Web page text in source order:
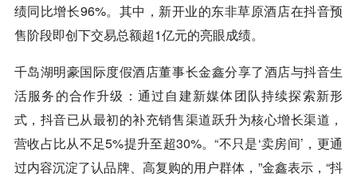
绩同比增长96%。其中，新开业的东非草原酒店在抖音预
售阶段即创下交易总额超1亿元的亮眼成绩。
千岛湖明豪国际度假酒店董事长金鑫分享了酒店与抖音生
活服务的合作升级：通过自建新媒体团队持续探索新形
式，抖音已从最初的补充销售渠道跃升为核心增长渠道，
营收占比从不足5%提升至超30%。“不只是‘卖房间’，更通
过内容沉淀了认品牌、高复购的用户群体，”金鑫表示，“抖